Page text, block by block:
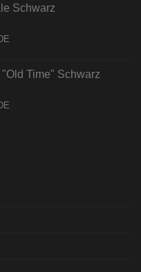
Schwarz
"Old Time" Schwarz